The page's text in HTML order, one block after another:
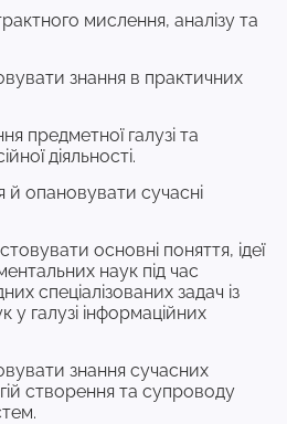
мислення, аналізу та
знання в практичних
предметної галузі та
діяльності.
й опановувати сучасні
основні поняття, ідеї
наук під час
спеціалізованих задач із
у галузі інформаційних
знання сучасних
створення та супроводу